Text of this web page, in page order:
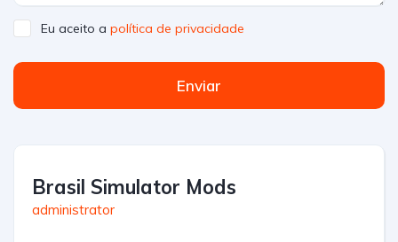
Eu aceito a política de privacidade
Enviar
Brasil Simulator Mods
administrator